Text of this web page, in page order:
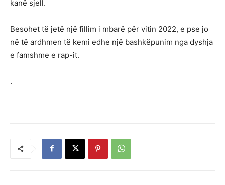
kanë sjell.
Besohet të jetë një fillim i mbarë për vitin 2022, e pse jo
në të ardhmen të kemi edhe një bashkëpunim nga dyshja
e famshme e rap-it.
.